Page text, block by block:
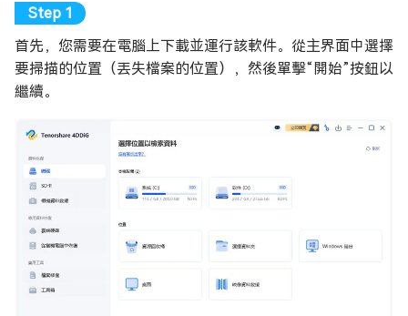
首先，您需要在電腦上下載並運行該軟件。從主界面中選擇
要掃描的位置（丟失檔案的位置），然後單擊“開始”按鈕以
繼續。